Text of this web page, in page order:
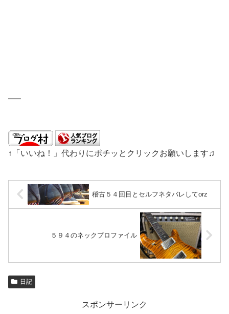
—–
↑「いいね！」代わりにポチッとクリックお願いします♫
稽古５４回目とセルフネタバレしてorz
５９４のネックプロファイル
日記
スポンサーリンク